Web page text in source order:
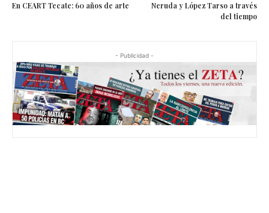
En CEART Tecate: 60 años de arte
Neruda y López Tarso a través
del tiempo
- Publicidad -